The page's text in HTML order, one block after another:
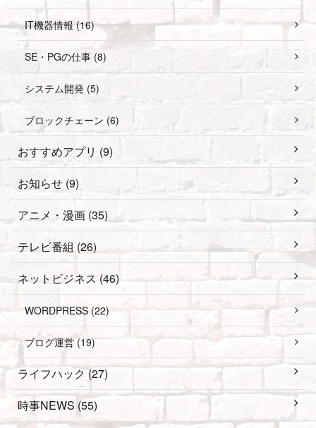
IT機器情報 (16)
SE・PGの仕事 (8)
システム開発 (5)
ブロックチェーン (6)
おすすめアプリ (9)
お知らせ (9)
アニメ・漫画 (35)
テレビ番組 (26)
ネットビジネス (46)
WORDPRESS (22)
ブログ運営 (19)
ライフハック (27)
時事NEWS (55)